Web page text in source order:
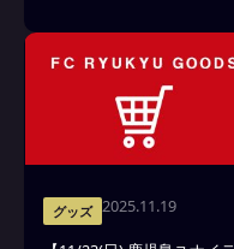
グッズ 2025.11.19